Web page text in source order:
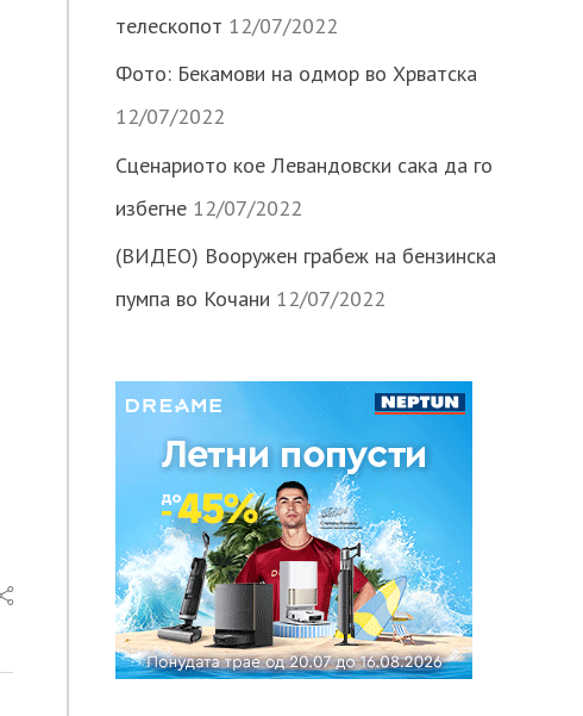
телескопот 12/07/2022
Фото: Бекамови на одмор во Хрватска
12/07/2022
Сценариото кое Левандовски сака да го
избегне 12/07/2022
(ВИДЕО) Вооружен грабеж на бензинска
пумпа во Кочани 12/07/2022